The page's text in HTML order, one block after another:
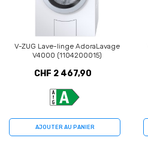
V-ZUG Lave-linge AdoraLavage
V4000 (1104200015)
CHF 2 467,90
AJOUTER AU PANIER